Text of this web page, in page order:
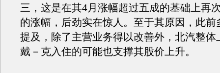
三，这是在其4月涨幅超过五成的基础上再
的涨幅，后劲实在惊人。至于其原因，此前
提及，除了主营业务得以改善外，北汽整体
戴－克入住的可能也支撑其股价上升。